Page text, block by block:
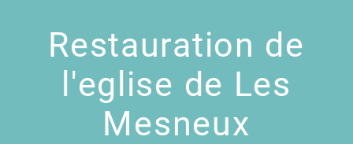
Restauration de
l'eglise de Les
Mesneux